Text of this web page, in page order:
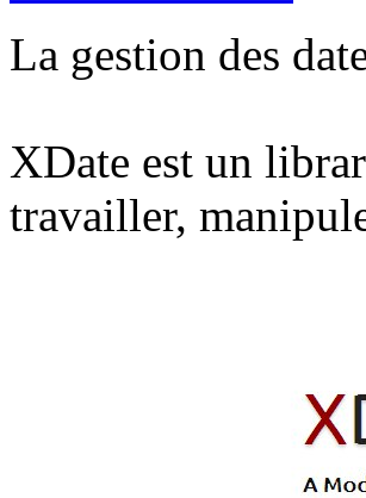
La gestion des
XDate est un
travailler,